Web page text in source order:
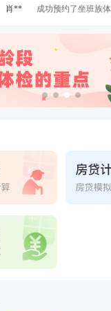
肖**
成功预约了坐班族
购买了便携式手
林**
成功预约了女性
林**
成功预约了女性
何**
购买了姚朵朵-
罗**
购买了美的体重秤